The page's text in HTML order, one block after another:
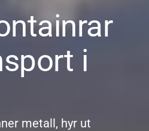
i
metall, hyr ut